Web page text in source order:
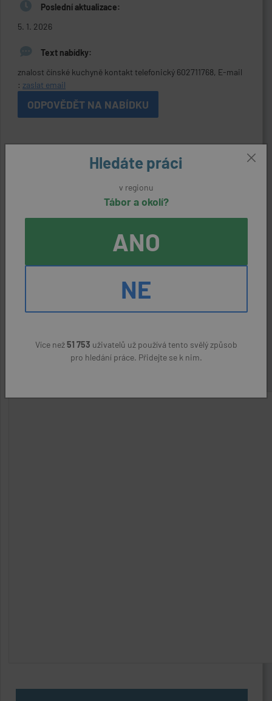
Poslední aktualizace:
5. 1. 2026
Text nabídky:
znalost čínské kuchyně kontakt telefonický 602711768, E-mail
: zaslat email
ODPOVĚDĚT NA NABÍDKU
Nahlásit podezřelý inzerát
Hledáte práci
v regionu
Tábor a okolí?
ANO
NE
Více než51 753 uživatelů už používá tento svělý způsob
pro hledání práce. Přidejte se k nim.